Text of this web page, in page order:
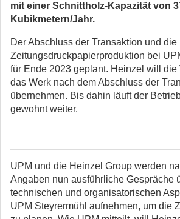
mit einer Schnittholz-Kapazität von
Kubikmetern/Jahr.
Der Abschluss der Transaktion und
Zeitungsdruckpapierproduktion bei
für Ende 2023 geplant. Heinzel will die
das Werk nach dem Abschluss der
übernehmen. Bis dahin läuft der
gewohnt weiter.
UPM und die Heinzel Group werden
Angaben nun ausführliche Gespräche
technischen und organisatorischen
UPM Steyrermühl aufnehmen, um die